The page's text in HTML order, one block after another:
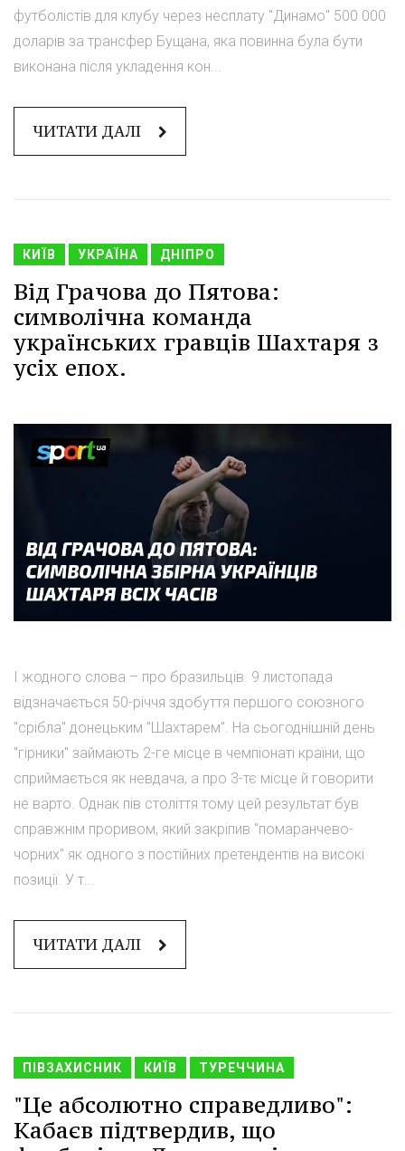
футболістів для клубу через несплату "Динамо" 500 000
доларів за трансфер Бущана, яка повинна була бути
виконана після укладення кон...
ЧИТАТИ ДАЛІ
КИЇВ УКРАЇНА ДНІПРО
Від Грачова до Пятова:
символічна команда
українських гравців Шахтаря з
усіх епох.
І жодного слова – про бразильців. 9 листопада
відзначається 50-річчя здобуття першого союзного
"срібла" донецьким "Шахтарем". На сьогоднішній день
"гірники" займають 2-ге місце в чемпіонаті країни, що
сприймається як невдача, а про 3-тє місце й говорити
не варто. Однак пів століття тому цей результат був
справжнім проривом, який закріпив "помаранчево-
чорних" як одного з постійних претендентів на високі
позиції. У т...
ЧИТАТИ ДАЛІ
ПІВЗАХИСНИК КИЇВ ТУРЕЧЧИНА
"Це абсолютно справедливо":
Кабаєв підтвердив, що